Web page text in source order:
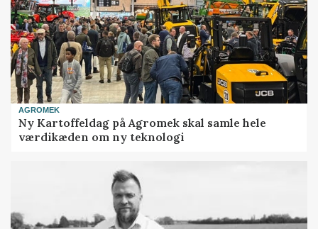
AGROMEK
Ny Kartoffeldag på Agromek skal samle hele
værdikæden om ny teknologi